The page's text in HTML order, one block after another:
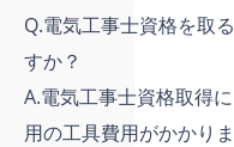
Q.電気工事士資格を取
すか？
A.電気工事士資格取得
用の工具費用がかかり